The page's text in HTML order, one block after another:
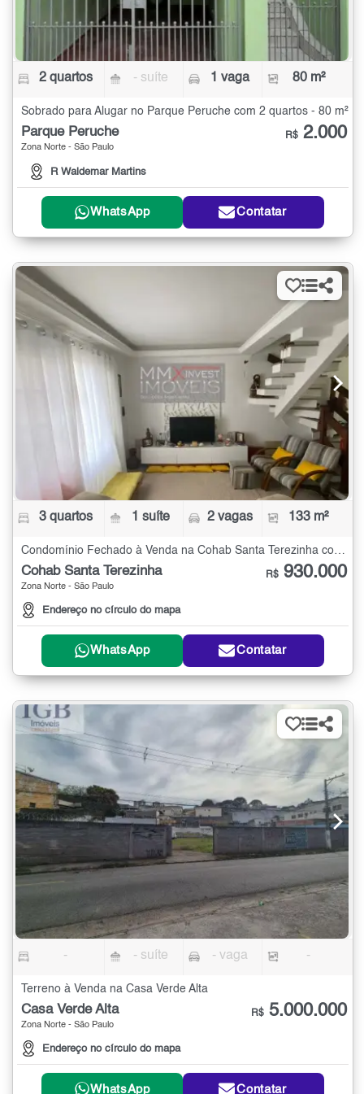
2 quartos - suíte 1 vaga 80 m²
Sobrado para Alugar no Parque Peruche com 2 quartos - 80 m²
Parque Peruche
Zona Norte - São Paulo
R Waldemar Martins
R$ 2.000
WhatsApp Contatar
3 quartos 1 suíte 2 vagas 133 m²
Cohab Santa Terezinha
Zona Norte - São Paulo
Endereço no círculo do mapa
R$ 930.000
WhatsApp Contatar
- - suíte - vaga -
Terreno à Venda na Casa Verde Alta
Casa Verde Alta
Zona Norte - São Paulo
Endereço no círculo do mapa
R$ 5.000.000
WhatsApp Contatar